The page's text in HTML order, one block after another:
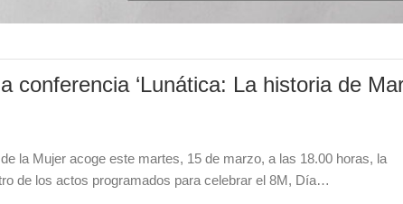
conferencia ‘Lunática: La historia de
la Mujer acoge este martes, 15 de marzo, a las 18.00 horas, la
de los actos programados para celebrar el 8M, Día…